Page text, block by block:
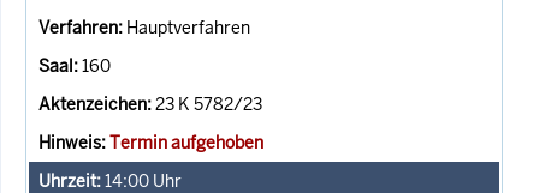
Hauptverfahren
160
23 K 5782/23
Termin aufgehoben
14:00 Uhr